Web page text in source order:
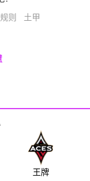
则 土甲
王牌